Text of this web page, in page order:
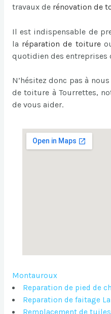
travaux de rénovation de
Il est indispensable de
la réparation de toiture
quotidien des entreprises
N’hésitez donc pas à
de toiture à Tourrettes,
de vous aider.
Montauroux
Reparation de pied de
Reparation de faitage
Remplacement de